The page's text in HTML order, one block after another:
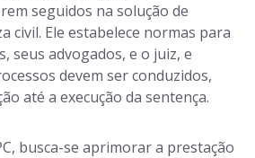
seguidos na solução de
civil. Ele estabelece normas para
seus advogados, e o juiz, e
devem ser conduzidos,
até a execução da sentença.
busca-se aprimorar a prestação